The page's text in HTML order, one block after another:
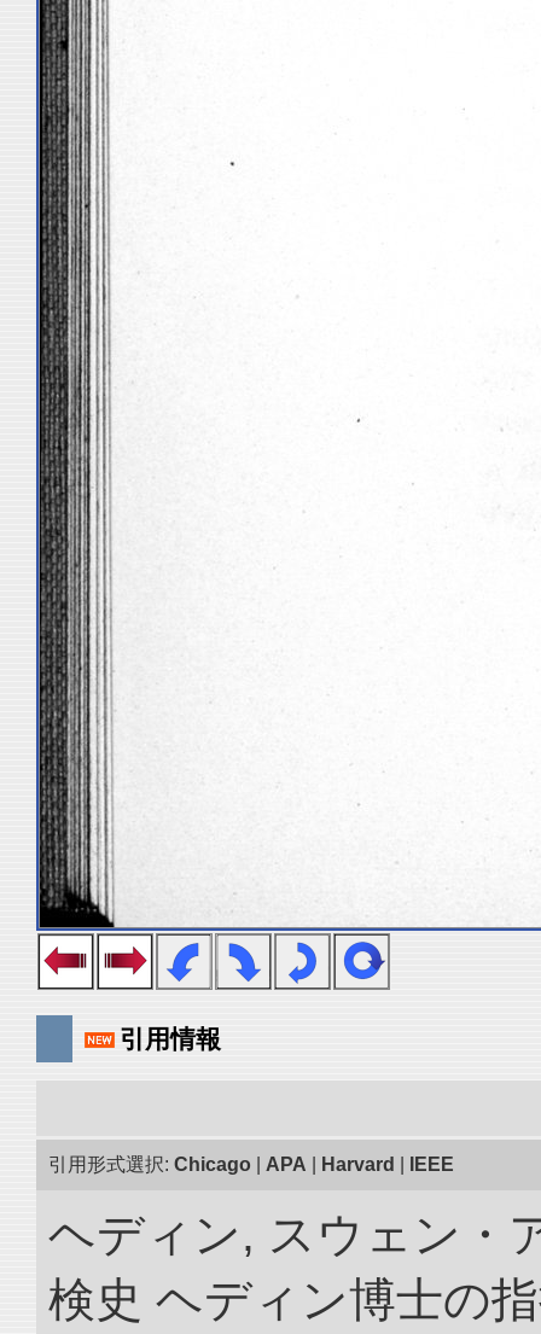
引用情報
引用形式選択: Chicago APA Harvard IEEE
ヘディン, スウェン・
検史 ヘディン博士の